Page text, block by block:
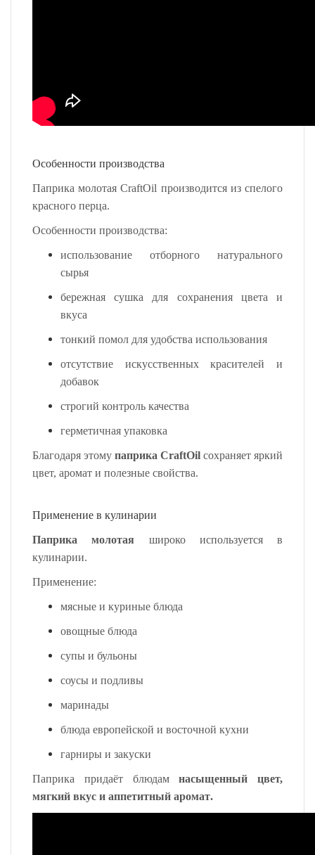
Особенности производства
Паприка молотая CraftOil производится из спелого
красного перца.
Особенности производства:
использование отборного натурального
сырья
бережная сушка для сохранения цвета и
вкуса
тонкий помол для удобства использования
отсутствие искусственных красителей и
добавок
строгий контроль качества
герметичная упаковка
Благодаря этому паприка CraftOil сохраняет яркий
цвет, аромат и полезные свойства.
Применение в кулинарии
Паприка молотая широко используется в
кулинарии.
Применение:
мясные и куриные блюда
овощные блюда
супы и бульоны
соусы и подливы
маринады
блюда европейской и восточной кухни
гарниры и закуски
Паприка придаёт блюдамнасыщенный цвет,
мягкий вкус и аппетитный аромат.